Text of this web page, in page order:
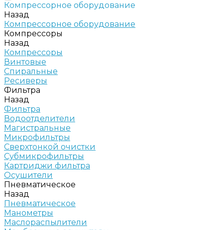
Компрессорное оборудование
Назад
Компрессорное оборудование
Компрессоры
Назад
Компрессоры
Винтовые
Спиральные
Ресиверы
Фильтра
Назад
Фильтра
Водоотделители
Магистральные
Микрофильтры
Сверхтонкой очистки
Субмикрофильтры
Картриджи фильтра
Осушители
Пневматическое
Назад
Пневматическое
Манометры
Маслораспылители